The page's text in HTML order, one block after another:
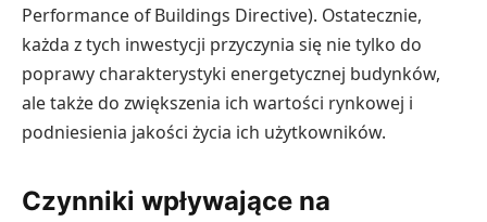
Performance of Buildings Directive). Ostatecznie,
każda z tych inwestycji przyczynia się nie tylko do
poprawy charakterystyki energetycznej budynków,
ale także do zwiększenia ich wartości rynkowej i
podniesienia jakości życia ich użytkowników.
Czynniki wpływające na